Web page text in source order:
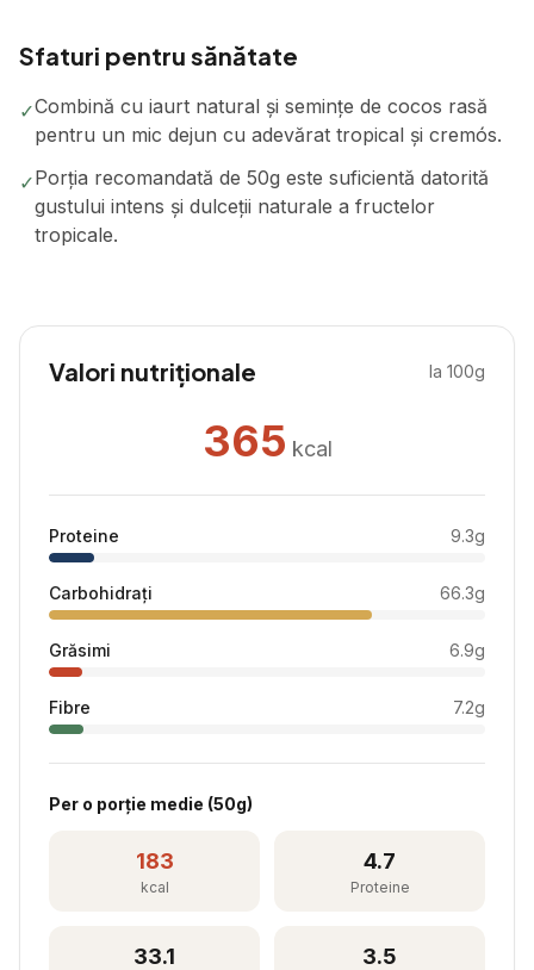
Sfaturi pentru sănătate
✓Combină cu iaurt natural și semințe de cocos rasă
pentru un mic dejun cu adevărat tropical și cremós.
✓Porția recomandată de 50g este suficientă datorită
gustului intens și dulceții naturale a fructelor
tropicale.
Valori nutriționale la 100g
365 kcal
Proteine 9.3g
Carbohidrați 66.3g
Grăsimi 6.9g
Fibre 7.2g
Per o porție medie (50g)
183
kcal
4.7
Proteine
33.1 3.5